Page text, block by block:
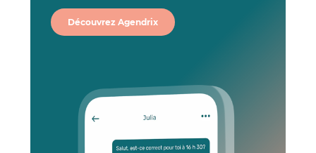
Découvrez Agendrix